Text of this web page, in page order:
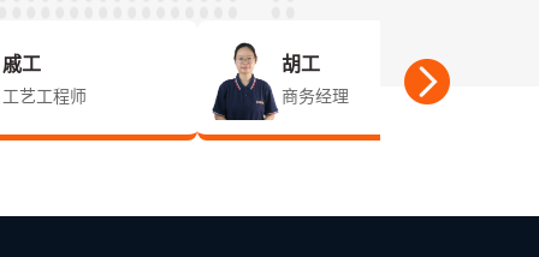
戚工
工艺工程师
胡工
商务经理